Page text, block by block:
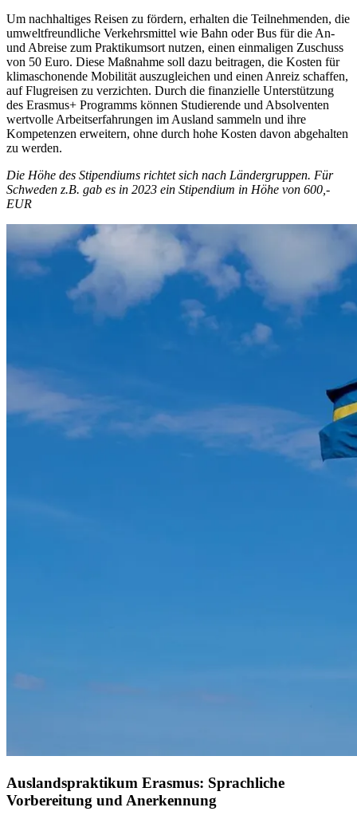
Um nachhaltiges Reisen zu fördern, erhalten die Teilnehmenden, die
umweltfreundliche Verkehrsmittel wie Bahn oder Bus für die An-
und Abreise zum Praktikumsort nutzen, einen einmaligen Zuschuss
von 50 Euro. Diese Maßnahme soll dazu beitragen, die Kosten für
klimaschonende Mobilität auszugleichen und einen Anreiz schaffen,
auf Flugreisen zu verzichten. Durch die finanzielle Unterstützung
des Erasmus+ Programms können Studierende und Absolventen
wertvolle Arbeitserfahrungen im Ausland sammeln und ihre
Kompetenzen erweitern, ohne durch hohe Kosten davon abgehalten
zu werden.
Die Höhe des Stipendiums richtet sich nach Ländergruppen. Für
Schweden z.B. gab es in 2023 ein Stipendium in Höhe von 600,-
EUR
Auslandspraktikum Erasmus: Sprachliche
Vorbereitung und Anerkennung